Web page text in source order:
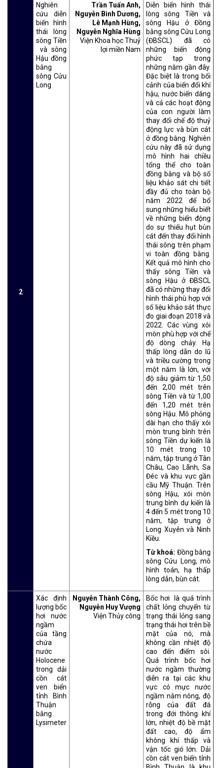
2
Nghiên
cứu diễn
biến hình
thái lòng
sông Tiền
và sông
Hậu đồng
bằng
sông Cửu
Long
Trần Tuấn Anh,
Nguyễn Bình Dương,
Lê Mạnh Hùng,
Nguyễn Nghĩa Hùng
Viện Khoa học Thuỷ
lợi miền Nam
Diễn biến hình thái
lòng sông Tiền và
sông Hậu ở Đồng
bằng sông Cửu Long
(ĐBSCL) đã có
những biến động
phức tạp trong
những năm gần đây.
Đặc biệt là trong bối
cảnh của biến đổi khí
hậu, nước biển dâng
và cả các hoạt động
của con người làm
thay đổi chế độ thuỷ
động lực và bùn cát
ở đồng bằng. Nghiên
cứu này đã sử dụng
mô hình hai chiều
tổng thể cho toàn
đồng bằng và bộ số
liệu khảo sát chi tiết
đầy đủ cho toàn bộ
năm 2022 để bổ
sung những hiểu biết
về những biến động
do sự thiếu hụt bùn
cát đến thay đổi hình
thái sông trên phạm
vi toàn đồng bằng.
Kết quả mô hình cho
thấy sông Tiền và
sông Hậu ở ĐBSCL
đã có những thay đổi
hình thái phù hợp với
số liệu khảo sát thực
đo giai đoạn 2018 và
2022. Các vùng xói
mòn phù hợp với chế
độ dòng chảy. Hạ
thấp lòng dẫn do lũ
và triều cường trong
một năm là lớn, với
độ sâu giảm từ 1,50
đến 2,00 mét trên
sông Tiền và từ 1,00
đến 1,20 mét trên
sông Hậu. Mô phỏng
dài hạn cho thấy xói
mòn trung bình trên
sông Tiền dự kiến là
10 mét trong 10
năm, tập trung ở Tân
Châu, Cao Lãnh, Sa
Đéc và khu vực gần
cầu Mỹ Thuận. Trên
sông Hậu, xói mòn
trung bình dự kiến là
4 đến 5 mét trong 10
năm, tập trung ở
Long Xuyên và Ninh
Kiều.
Từ khoá: Đồng bằng
sông Cửu Long, mô
hình toán, hạ thấp
lòng dẫn, bùn cát.
Xác định
lượng bốc
hơi nước
ngầm
của tầng
chứa
nước
Holocene
trong dải
cồn cát
ven biển
tỉnh Bình
Thuận
bằng
Lysimeter
Nguyễn Thành Công,
Nguyễn Huy Vượng
Viện Thủy công
Bốc hơi là quá trình
chất lỏng chuyển từ
trạng thái lỏng sang
trạng thái hơi trên bề
mặt của nó, mà
không cần nhiệt độ
cao đến điểm sôi.
Quá trình bốc hơi
nước ngầm thường
diễn ra tại các khu
vực có mực nước
ngầm nằm nông, độ
rỗng của đất đá
trong đới thông khí
lớn, nhiệt độ bề mặt
đất cao, độ ẩm
không khí thấp và
vận tốc gió lớn. Dải
cồn cát ven biển tỉnh